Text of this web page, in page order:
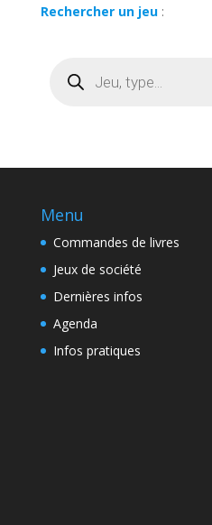
Rechercher un jeu:
produits
Menu
Commandes de livres
Jeux de société
Dernières infos
Agenda
Infos pratiques